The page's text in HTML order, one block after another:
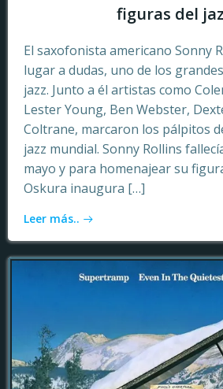
figuras del
El saxofonista americano Sonny
lugar a dudas, uno de los
jazz. Junto a él artistas como
Lester Young, Ben Webster,
Coltrane, marcaron los pálpitos
jazz mundial. Sonny Rollins
mayo y para homenajear su
Oskura inaugura […]
Leer más..